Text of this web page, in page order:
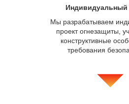
Индивидуальный
Мы разрабатываем
проект огнезащиты,
конструктивные
требования